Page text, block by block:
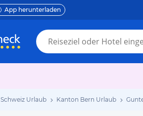
App herunterladen
Schweiz Urlaub Kanton Bern Urlaub